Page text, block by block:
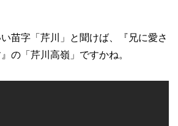
苗字「芹川」と聞けば、『兄に愛さ
の「芹川高嶺」ですかね。